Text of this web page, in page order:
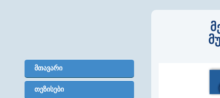
მთავარი
თეზისები